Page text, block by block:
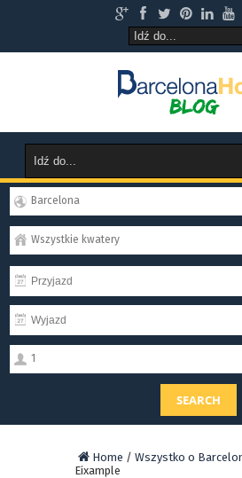
Barcelona
Wszystkie kwatery
1
SEARCH
Home / Wszystko o
Eixample